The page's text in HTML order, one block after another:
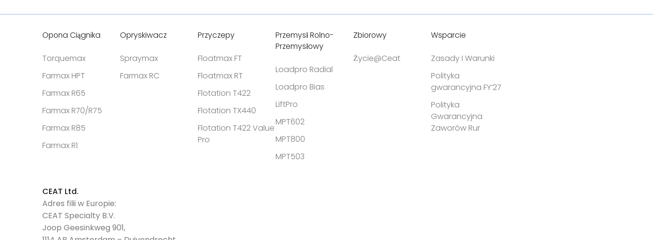
jednocześnie poprawiając trwałość.
Opona Ciągnika
Torquemax
Farmax HPT
Farmax R65
Farmax R70/R75
Farmax R85
Farmax R1
Opryskiwacz
Spraymax
Farmax RC
Przyczepy
Floatmax FT
Floatmax RT
Flotation T422
Flotation TX440
Flotation T422 Value
Pro
Przemysł Rolno-
Przemysłowy
Loadpro Radial
Loadpro Bias
LiftPro
MPT602
MPT800
MPT503
Zbiorowy
Życie@Ceat
Wsparcie
Zasady I Warunki
Polityka
gwarancyjna FY’27
Polityka
Gwarancyjna
Zaworów Rur
CEAT Ltd.
Adres filii w Europie:
CEAT Specialty B.V.
Joop Geesinkweg 901,